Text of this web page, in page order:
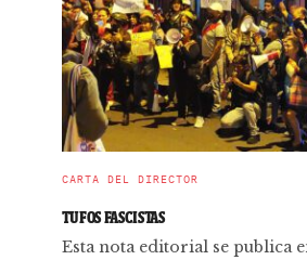
CARTA DEL DIRECTOR
TUFOS FASCISTAS
Esta nota editorial se publica